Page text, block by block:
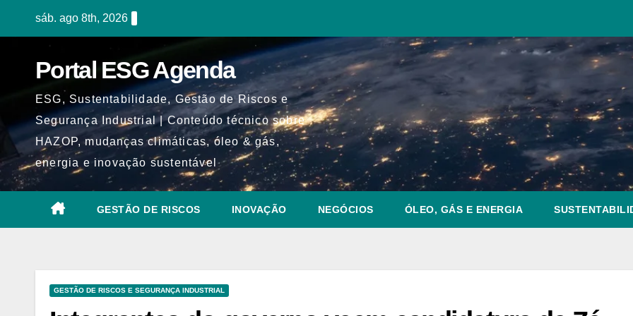
sáb. ago 8th, 2026
Portal ESG Agenda
ESG, Sustentabilidade, Gestão de Riscos e
Segurança Industrial | Conteúdo técnico sobre
HAZOP, mudanças climáticas, óleo & gás,
energia e inovação sustentável
GESTÃO DE RISCOS INOVAÇÃO NEGÓCIOS ÓLEO, GÁS E ENERGIA
GESTÃO DE RISCOS E SEGURANÇA INDUSTRIAL